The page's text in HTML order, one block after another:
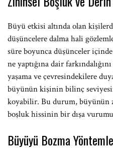
Büyü etkisi altında olan
düşüncelere dalma hali
süre boyunca düşünceler
ne yaptığına dair
yaşama ve çevresindekilere
büyünün kişinin bilinç
koyabilir. Bu durum, büyünün
boşluk hissinin bir dışa
Büyüyü Bozma